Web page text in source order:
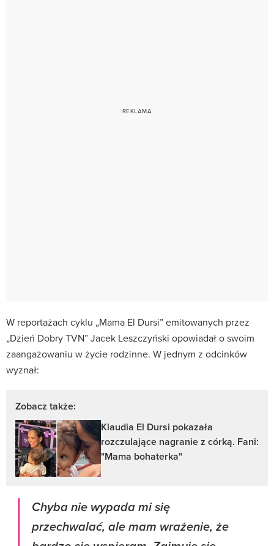
W reportażach cyklu „Mama El Dursi” emitowanych przez
„Dzień Dobry TVN” Jacek Leszczyński opowiadał o swoim
zaangażowaniu w życie rodzinne. W jednym z odcinków
wyznał:
Zobacz także:
Klaudia El Dursi pokazała
rozczulające nagranie z córką. Fani:
"Mama bohaterka"
Chyba nie wypada mi się
przechwalać, ale mam wrażenie, że